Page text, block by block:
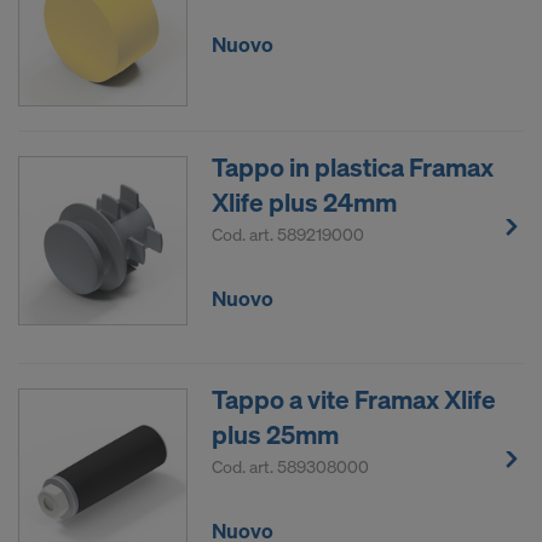
Nuovo
Tappo in plastica Framax
Xlife plus 24mm
Cod. art. 589219000
Nuovo
Tappo a vite Framax Xlife
plus 25mm
Cod. art. 589308000
Nuovo
potere continuare a trasmettere i suoi dati
personali.
L’utente può revocare in qualsiasi momento il
impostazioni dei cookie sul sito.
SI INTENDE FORNIRE IL CONSENSO
ALL’USO DEI COOKIE E ALLA
TRASMISSIONE DEI PROPRI DATI
PERSONALI NEGLI STATI UNITI?